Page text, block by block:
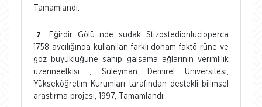
Tamamlandı.
7
Eğirdir Gölü nde sudak Stizostedionlucioperca
1758 avcılığında kullanılan farklı donam faktö rüne ve
göz büyüklüğüne sahip galsama ağlarının verimlilik
üzerineetkisi , Süleyman Demirel Üniversitesi,
Yükseköğretim Kurumları tarafından destekli bilimsel
araştırma projesi, 1997, Tamamlandı.